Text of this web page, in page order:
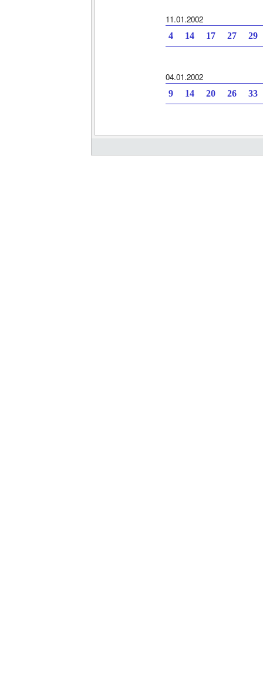
11.01.2002
4 14 17 27 29
04.01.2002
9 14 20 26 33